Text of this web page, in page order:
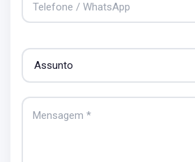
Telefone / WhatsApp
Mensagem *